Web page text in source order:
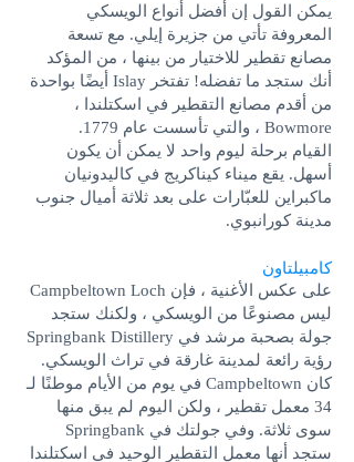
يمكن القول إن أفضل أنواع الويسكي
المعروفة تأتي من جزيرة إيلي. مع تسعة
مصانع تقطير للاختيار من بينها ، من المؤكد
أنك ستجد ما تفضله! تفتخر Islay أيضًا بواحدة
من أقدم مصانع التقطير في اسكتلندا ،
Bowmore ، والتي تأسست عام 1779.
القيام برحلة ليوم واحد لا يمكن أن يكون
أسهل. يقع ميناء كيناكريج في كاليدونيان
ماكبراين للعبّارات على بعد ثلاثة أميال جنوب
مدينة كورانبوي.
كامبيلتاون
على عكس الأغنية ، فإن Campbeltown Loch
ليس مصنوعًا من الويسكي ، ولكنك ستجد
جولة بصحبة مرشد في Springbank Distillery
رؤية رائعة لمدينة غارقة في تراث الويسكي.
كان Campbeltown في يوم من الأيام موطنًا لـ
34 معمل تقطير ، ولكن اليوم لم يبق منها
سوى ثلاثة. وفي جولتك في Springbank
ستجد أنها معمل التقطير الوحيد في اسكتلندا